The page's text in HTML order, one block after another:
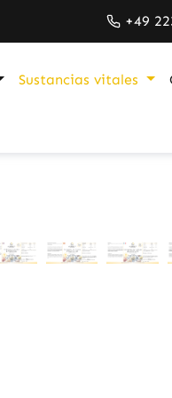
+49
Sustancias vitales